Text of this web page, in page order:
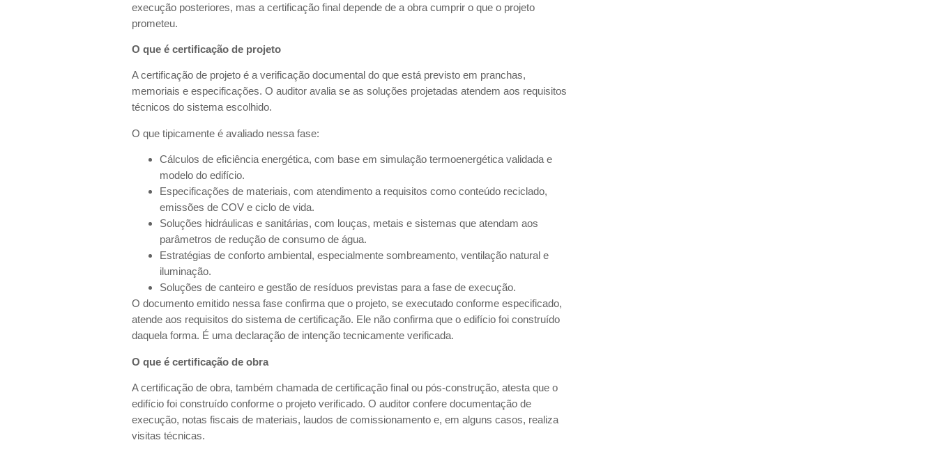
execução posteriores, mas a certificação final depende de a obra cumprir o que o projeto
prometeu.
O que é certificação de projeto
A certificação de projeto é a verificação documental do que está previsto em pranchas,
memoriais e especificações. O auditor avalia se as soluções projetadas atendem aos requisitos
técnicos do sistema escolhido.
O que tipicamente é avaliado nessa fase:
Cálculos de eficiência energética, com base em simulação termoenergética validada e
modelo do edifício.
Especificações de materiais, com atendimento a requisitos como conteúdo reciclado,
emissões de COV e ciclo de vida.
Soluções hidráulicas e sanitárias, com louças, metais e sistemas que atendam aos
parâmetros de redução de consumo de água.
Estratégias de conforto ambiental, especialmente sombreamento, ventilação natural e
iluminação.
Soluções de canteiro e gestão de resíduos previstas para a fase de execução.
O documento emitido nessa fase confirma que o projeto, se executado conforme especificado,
atende aos requisitos do sistema de certificação. Ele não confirma que o edifício foi construído
daquela forma. É uma declaração de intenção tecnicamente verificada.
O que é certificação de obra
A certificação de obra, também chamada de certificação final ou pós-construção, atesta que o
edifício foi construído conforme o projeto verificado. O auditor confere documentação de
execução, notas fiscais de materiais, laudos de comissionamento e, em alguns casos, realiza
visitas técnicas.